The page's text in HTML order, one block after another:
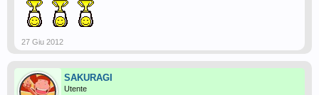
27 Giu 2012
SAKURAGI
Utente